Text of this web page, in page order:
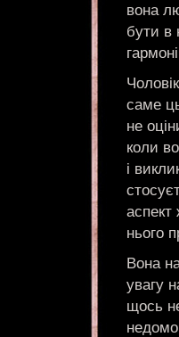
вона
бути в
саме
не
коли
і
аспект
нього
Вона
увагу
щось